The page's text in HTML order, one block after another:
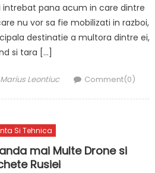
intrebat pana acum in care dintre
nu vor sa fie mobilizati in razboi,
destinatie a multora dintre ei,
si tara […]
Author
Marius Leontiuc Comment(0)
Si Tehnica
mai Multe Drone si
Rusiei